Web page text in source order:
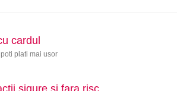
cardul
plati mai usor
sigure si fara risc